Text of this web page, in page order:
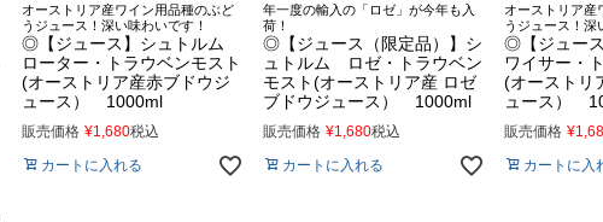
オーストリア産ワイン用品種のぶど
うジュース！深い味わいです！
◎【ジュース】シュトルム
ローター・トラウベンモスト
(オーストリア産赤ブドウジ
ュース） 1000ml
販売価格 ¥1,680税込
カートに入れる
年一度の輸入の「ロゼ」が今年も入
荷！
◎【ジュース（限定品）】シ
ュトルム ロゼ・トラウベン
モスト(オーストリア産 ロゼ
ブドウジュース） 1000ml
販売価格 ¥1,680税込
カートに入れる
オーストリア産
うジュース！深
◎【ジュー
ワイサー・
(オーストリ
ュース）
販売価格 ¥
カートに入